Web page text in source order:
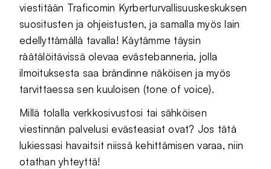
viestitään Traficomin Kyrberturvallisuuskeskuksen
suositusten ja ohjeistusten, ja samalla myös lain
edellyttämällä tavalla! Käytämme täysin
räätälöitävissä olevaa evästebanneria, jolla
ilmoituksesta saa brändinne näköisen ja myös
tarvittaessa sen kuuloisen (tone of voice).
Millä tolalla verkkosivustosi tai sähköisen
viestinnän palvelusi evästeasiat ovat? Jos tätä
lukiessasi havaitsit niissä kehittämisen varaa, niin
otathan yhteyttä!